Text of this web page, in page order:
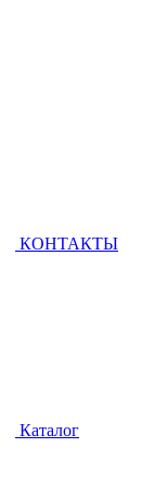
КОНТАКТЫ
Каталог